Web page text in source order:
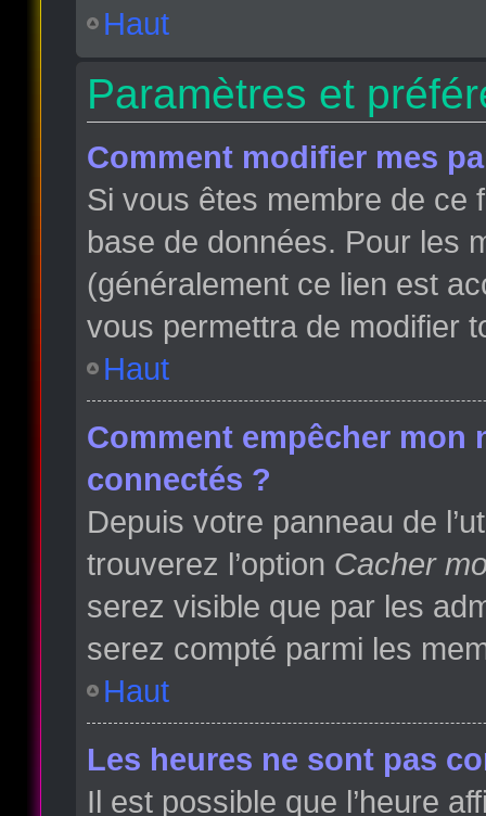
Haut
Paramètres et
Comment modifier mes
Si vous êtes membre de ce
base de données. Pour les
(généralement ce lien est
vous permettra de modifier
Haut
Comment empêcher mon
connectés ?
Depuis votre panneau de
trouverez l’option Cacher
serez visible que par les
serez compté parmi les
Haut
Les heures ne sont pas
Il est possible que l’heure